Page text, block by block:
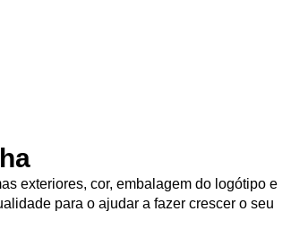
exteriores, cor, embalagem do logótipo e
para o ajudar a fazer crescer o seu